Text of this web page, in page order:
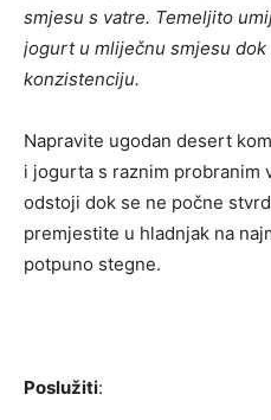
smjesu s vatre. Temeljito
jogurt u mliječnu smjesu
konzistenciju.
Napravite ugodan desert
i jogurta s raznim probranim
odstoji dok se ne počne
premjestite u hladnjak na
potpuno stegne.
Poslužiti: